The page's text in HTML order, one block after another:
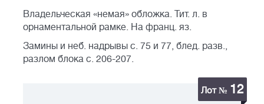
Владельческая «немая» обложка. Тит. л. в
орнаментальной рамке. На франц. яз.
Замины и неб. надрывы с. 75 и 77, блед. разв.,
разлом блока с. 206-207.
Лот № 12